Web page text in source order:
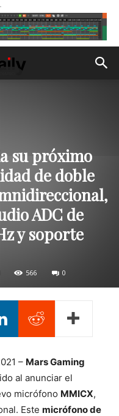
su próximo
de doble
ADC de
y soporte
566 0
– Mars Gaming
al anunciar el
micrófono MMICX,
Este micrófono de